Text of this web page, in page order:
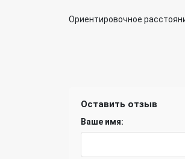
Ориентировочное
Оставить отзыв
Ваше имя: